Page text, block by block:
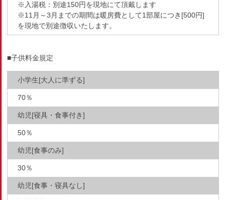
※入湯税：別途150円を現地にて頂戴します
※11月～3月までの期間は暖房費として1部屋につき[500円]
を現地で別途徴収いたします。
■子供料金規定
小学生[大人に準ずる]
70％
幼児[寝具・食事付き]
50％
幼児[食事のみ]
30％
幼児[食事・寝具なし]